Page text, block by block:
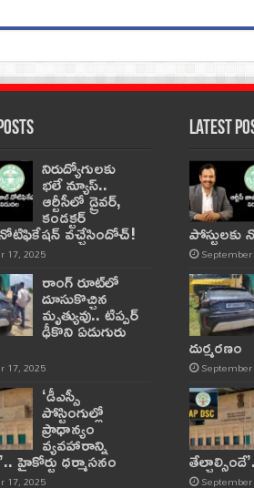
నిరుద్యోగులకు
భలే న్యూస్..
ఆర్టీసీలో డ్రైవర్,
కండక్టర్‌
నోటిఫికేషన్‌ వచ్చేసిందోచ్‌!
17, 2025
రాంగ్ రూట్‌లో
దూసుకొచ్చిన
మృత్యువు.. టిప్పర్
ఢీకొని ఏడుగురు
17, 2025
‘డీఎస్సీ
పోస్టింగుల్లో
ప్రాధాన్యం
వ్యవహారాన్ని
హైకోర్టు ధర్మాసనం
17, 2025
Latest
దుర్మరణం